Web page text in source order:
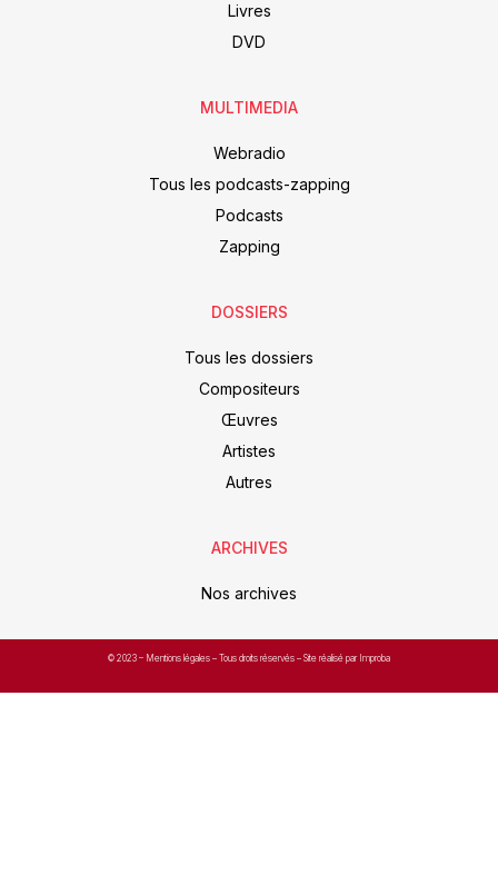
Livres
DVD
MULTIMEDIA
Webradio
Tous les podcasts-zapping
Podcasts
Zapping
DOSSIERS
Tous les dossiers
Compositeurs
Œuvres
Artistes
Autres
ARCHIVES
Nos archives
© 2023 – Mentions légales – Tous droits réservés – Site réalisé par Improba